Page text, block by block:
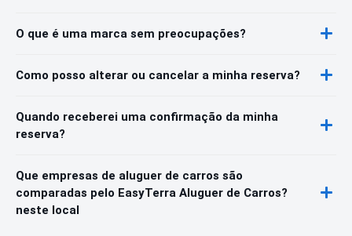
O que é uma marca sem preocupações?
Como posso alterar ou cancelar a minha reserva?
Quando receberei uma confirmação da minha
reserva?
Que empresas de aluguer de carros são
comparadas pelo EasyTerra Aluguer de Carros?
neste local